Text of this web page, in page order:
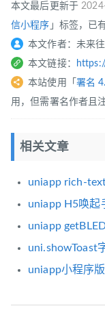
本文最后更新于
信小程序 」标签，已
本文作者：未来
本文链接：
本站使用「 署名
用，但需署名作者且
相关文章
uniapp rich-
uniapp H5唤起
uniapp
uni.showToast
uniapp小程序